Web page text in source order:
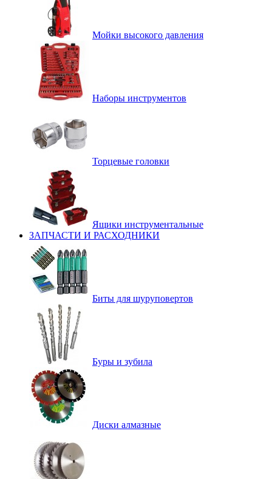
Мойки высокого давления
Наборы инструментов
Торцевые головки
Ящики инструментальные
ЗАПЧАСТИ И РАСХОДНИКИ
Биты для шуруповертов
Буры и зубила
Диски алмазные